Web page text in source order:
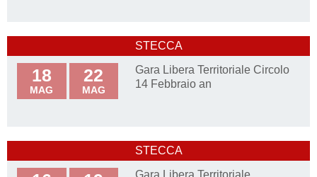
STECCA
18
MAG
22
MAG
Gara Libera Territoriale Circolo
14 Febbraio an
STECCA
Gara Libera Territoriale